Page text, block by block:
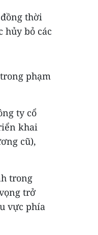
thời
hủy bỏ các
phạm
ty cổ
khai
cũ),
trong
trở
vực phía